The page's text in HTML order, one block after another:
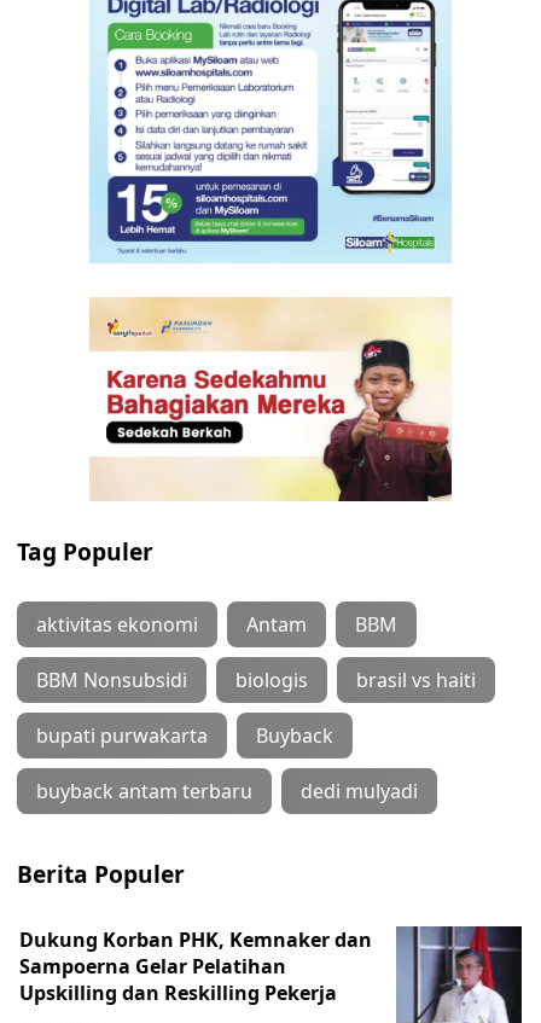
Tag Populer
aktivitas ekonomi Antam BBM
BBM Nonsubsidi biologis brasil vs haiti
bupati purwakarta Buyback
buyback antam terbaru dedi mulyadi
Berita Populer
Dukung Korban PHK, Kemnaker dan
Sampoerna Gelar Pelatihan
Upskilling dan Reskilling Pekerja